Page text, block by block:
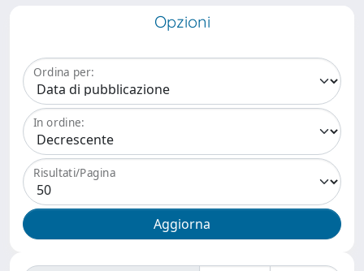
Opzioni
Ordina per:
In ordine:
Risultati/Pagina